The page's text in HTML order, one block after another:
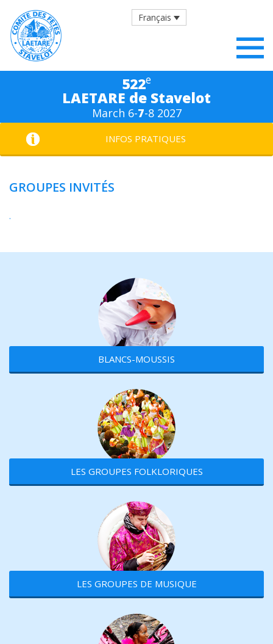
Français
522e
LAETARE de Stavelot
March 6-7-8 2027
INFOS PRATIQUES
GROUPES INVITÉS
.
BLANCS-MOUSSIS
LES GROUPES FOLKLORIQUES
LES GROUPES DE MUSIQUE